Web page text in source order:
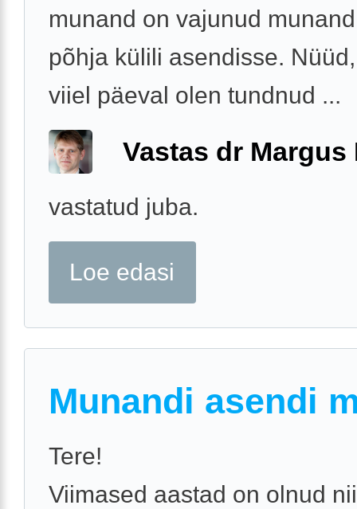
munand on vajunud
põhja külili asendisse.
viiel päeval olen tundnud ...
Vastas dr Margus
vastatud juba.
Loe edasi
Munandi asendi
Tere!
Viimased aastad on olnud